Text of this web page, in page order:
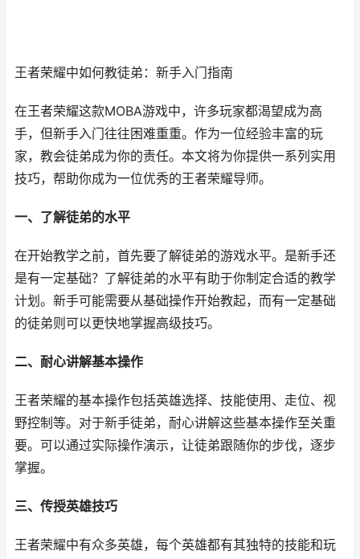
王者荣耀中如何教徒弟：新手入门指南
在王者荣耀这款MOBA游戏中，许多玩家都渴望成为高
手，但新手入门往往困难重重。作为一位经验丰富的玩
家，教会徒弟成为你的责任。本文将为你提供一系列实用
技巧，帮助你成为一位优秀的王者荣耀导师。
一、了解徒弟的水平
在开始教学之前，首先要了解徒弟的游戏水平。是新手还
是有一定基础？了解徒弟的水平有助于你制定合适的教学
计划。新手可能需要从基础操作开始教起，而有一定基础
的徒弟则可以更快地掌握高级技巧。
二、耐心讲解基本操作
王者荣耀的基本操作包括英雄选择、技能使用、走位、视
野控制等。对于新手徒弟，耐心讲解这些基本操作至关重
要。可以通过实际操作演示，让徒弟跟随你的步伐，逐步
掌握。
三、传授英雄技巧
王者荣耀中有众多英雄，每个英雄都有其独特的技能和玩